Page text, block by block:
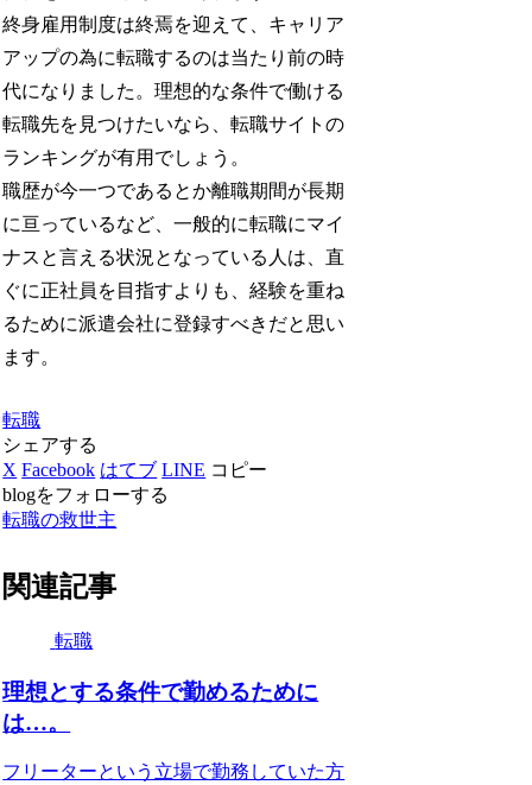
終身雇用制度は終焉を迎えて、キャリア
アップの為に転職するのは当たり前の時
代になりました。理想的な条件で働ける
転職先を見つけたいなら、転職サイトの
ランキングが有用でしょう。
職歴が今一つであるとか離職期間が長期
に亘っているなど、一般的に転職にマイ
ナスと言える状況となっている人は、直
ぐに正社員を目指すよりも、経験を重ね
るために派遣会社に登録すべきだと思い
ます。
転職
シェアする
X Facebook はてブ LINE コピー
blogをフォローする
転職の救世主
関連記事
転職
理想とする条件で勤めるために
は…。
フリーターという立場で勤務していた方